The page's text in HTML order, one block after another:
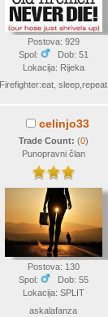
Postova: 929
Spol:
Dob: 51
Lokacija: Rijeka
Firefighter:eat, sleep,repeat
celinjo33
Trade Count: (0)
Punopravni član
Postova: 130
Spol:
Dob: 55
Lokacija: SPLIT
askalafanza